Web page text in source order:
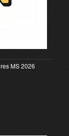
MS 2026